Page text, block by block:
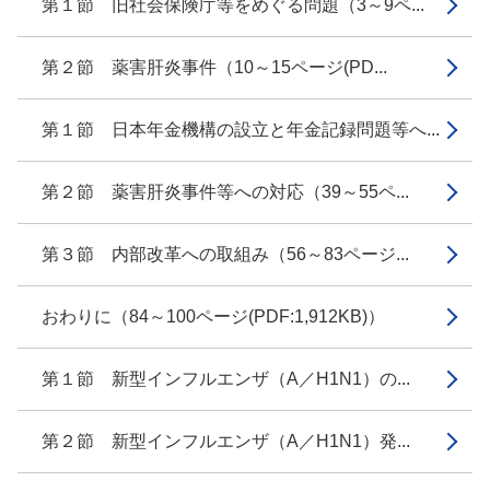
第１節 旧社会保険庁等をめぐる問題（3～9ペ...
第２節 薬害肝炎事件（10～15ページ(PD...
第１節 日本年金機構の設立と年金記録問題等へ...
第２節 薬害肝炎事件等への対応（39～55ペ...
第３節 内部改革への取組み（56～83ページ...
おわりに（84～100ページ(PDF:1,912KB)）
第１節 新型インフルエンザ（A／H1N1）の...
第２節 新型インフルエンザ（A／H1N1）発...